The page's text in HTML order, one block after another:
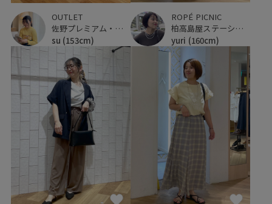
OUTLET
佐野プレミアム・アウトレット
su (153cm)
ROPÉ PICNIC
柏高島屋ステーションモール
yuri (160cm)